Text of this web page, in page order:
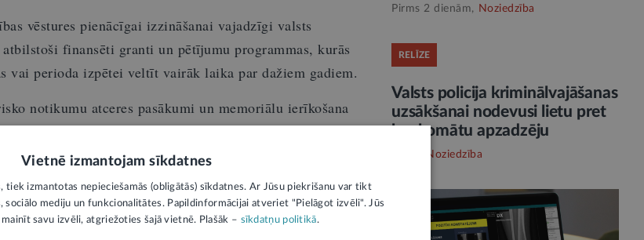
vēstures pienācīgai izzināšanai vajadzīgi valsts
finansēti granti un pētījumu programmas, kurās
vai perioda izpētei veltīt vairāk laika par dažiem gadiem.
notikumu atceres pasākumi un memoriālu ierīkošana
atbrīvo no pienākuma un vajadzības patiesi pārzināt
brīžus.
Pirms 2 dienām, Noziedzība
RELĪZE
Valsts policija kriminālvajāšanas
uzsākšanai nodevusi lietu pret
bankomātu apzadzēju
Noziedzība
Vietnē izmantojam sīkdatnes
tiek izmantotas nepieciešamās (obligātās) sīkdatnes. Ar Jūsu piekrišanu var tikt
mediju un funkcionalitātes. Papildinformācijai atveriet "Pielāgot izvēli". Jūs
savu izvēli, atgriežoties šajā vietnē. Plašāk – sīkdatņu politikā.